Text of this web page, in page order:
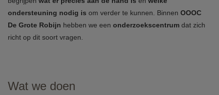
ondersteuning nodig is om verder te kunnen. Binnen OOOC
De Grote Robijn hebben we een onderzoekscentrum dat zich
richt op dit soort vragen.
Wat we doen